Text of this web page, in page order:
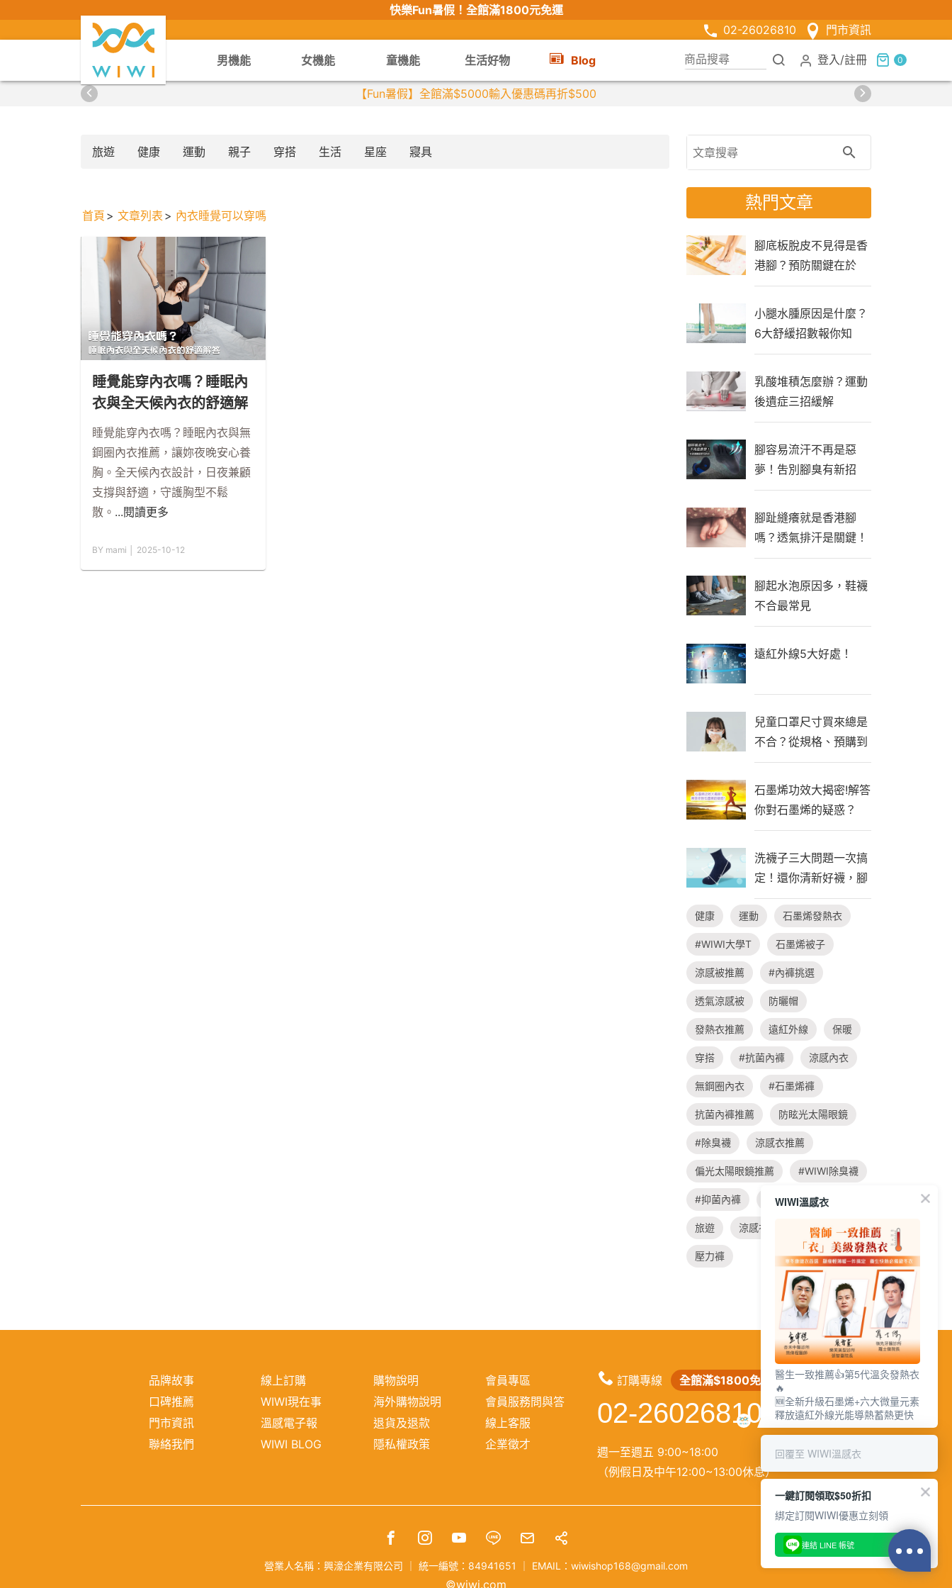
快樂Fun暑假！ 全館滿1800元免運
02-26026810
門市資訊
男機能 女機能 童機能 生活好物 Blog 登入 /註冊 0
【Fun暑假】全館滿$5000輸入優惠碼再折$500
旅遊 健康 運動 親子 穿搭 生活 星座 寢具
首頁 文章列表 內衣睡覺可以穿嗎
睡覺能穿內衣嗎？睡眠內
衣與全天候內衣的舒適解
答
睡覺能穿內衣嗎？睡眠內衣與無
鋼圈內衣推薦，讓妳夜晚安心養
胸。全天候內衣設計，日夜兼顧
支撐與舒適，守護胸型不鬆
散。 ...閱讀更多
BY mami │ 2025-10-12
熱門文章
腳底板脫皮不見得是香
港腳？預防關鍵在於
「生活習慣」
小腿水腫原因是什麼？
6大舒緩招數報你知
乳酸堆積怎麼辦？運動
後遺症三招緩解
腳容易流汗不再是惡
夢！吿別腳臭有新招
腳趾縫癢就是香港腳
嗎？透氣排汗是關鍵！
腳起水泡原因多，鞋襪
不合最常見
遠紅外線5大好處！
兒童口罩尺寸買來總是
不合？從規格、預購到
自製一次看懂！
石墨烯功效大揭密!解答
你對石墨烯的疑惑？
洗襪子三大問題一次搞
定！還你清新好襪，腳
臭不隨行
健康 運動 石墨烯發熱衣
#WIWI大學T 石墨烯被子
涼感被推薦 #內褲挑選
透氣涼感被 防曬帽
發熱衣推薦 遠紅外線 保暖
穿搭 #抗菌內褲 涼感內衣
無鋼圈內衣 #石墨烯褲
抗菌內褲推薦 防眩光太陽眼鏡
#除臭襪 涼感衣推薦
偏光太陽眼鏡推薦 #WIWI除臭襪
#抑菌內褲 親子 飲食
旅遊 涼感衣 #大學t穿搭
壓力褲
繁│简
品牌故事
口碑推薦
門市資訊
聯絡我們
線上訂購
WIWI現在事
溫感電子報
WIWI BLOG
購物說明
海外購物說明
退貨及退款
隱私權政策
會員專區
會員服務問與答
線上客服
企業徵才
訂購專線 全館滿$1800免運
02-26026810
週一至週五 9:00~18:00
（例假日及中午12:00~13:00休息）
營業人名稱：興濠企業有限公司 統一編號：84941651 EMAIL：wiwishop168@gmail.com
©wiwi.com
WIWI溫感衣
醫生一致推薦👍第5代溫灸發熱衣
🔥
🆕全新升級石墨烯+六大微量元素
釋放遠紅外線光能導熱蓄熱更快
回覆至 WIWI溫感衣
一鍵訂閱領取$50折扣
綁定訂閱WIWI優惠立刻領
連結 LINE 帳號